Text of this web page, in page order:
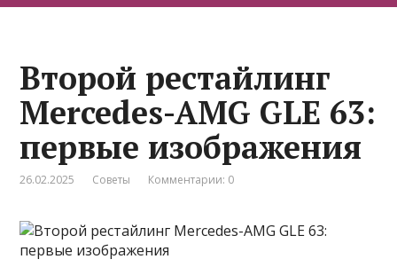
Второй рестайлинг
Mercedes-AMG GLE 63:
первые изображения
26.02.2025 Советы Комментарии: 0